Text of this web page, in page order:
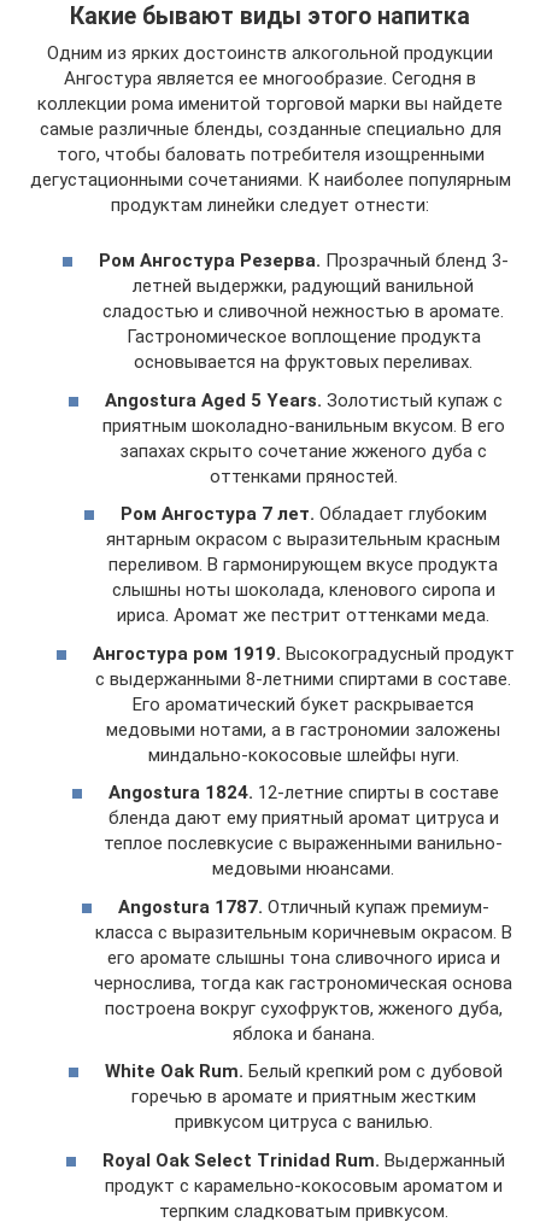
Какие бывают виды этого напитка
Одним из ярких достоинств алкогольной продукции
Ангостура является ее многообразие. Сегодня в
коллекции рома именитой торговой марки вы найдете
самые различные бленды, созданные специально для
того, чтобы баловать потребителя изощренными
дегустационными сочетаниями. К наиболее популярным
продуктам линейки следует отнести:
Ром Ангостура Резерва. Прозрачный бленд 3-
летней выдержки, радующий ванильной
сладостью и сливочной нежностью в аромате.
Гастрономическое воплощение продукта
основывается на фруктовых переливах.
Angostura Aged 5 Years. Золотистый купаж с
приятным шоколадно-ванильным вкусом. В его
запахах скрыто сочетание жженого дуба с
оттенками пряностей.
Ром Ангостура 7 лет. Обладает глубоким
янтарным окрасом с выразительным красным
переливом. В гармонирующем вкусе продукта
слышны ноты шоколада, кленового сиропа и
ириса. Аромат же пестрит оттенками меда.
Ангостура ром 1919. Высокоградусный продукт
с выдержанными 8-летними спиртами в составе.
Его ароматический букет раскрывается
медовыми нотами, а в гастрономии заложены
миндально-кокосовые шлейфы нуги.
Angostura 1824. 12-летние спирты в составе
бленда дают ему приятный аромат цитруса и
теплое послевкусие с выраженными ванильно-
медовыми нюансами.
Angostura 1787. Отличный купаж премиум-
класса с выразительным коричневым окрасом. В
его аромате слышны тона сливочного ириса и
чернослива, тогда как гастрономическая основа
построена вокруг сухофруктов, жженого дуба,
яблока и банана.
White Oak Rum. Белый крепкий ром с дубовой
горечью в аромате и приятным жестким
привкусом цитруса с ванилью.
Royal Oak Select Trinidad Rum. Выдержанный
продукт с карамельно-кокосовым ароматом и
терпким сладковатым привкусом.